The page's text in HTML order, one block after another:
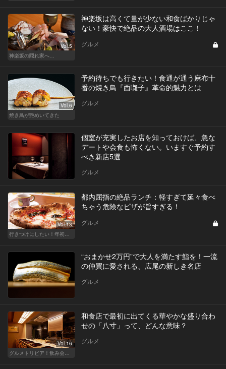
Vol.5
神楽坂の隠れ家へ…
神楽坂は高くて量が少ない和食ばかりじゃ
ない！豪快で絶品の大人酒場はここ！
グルメ
Vol.6
焼き鳥が艶めいてきた
予約待ちでも行きたい！食通が通う麻布十
番の焼き鳥『酉囃子』革命的魅力とは
グルメ
個室が充実したお店を知っておけば、急な
デートや会食も怖くない。いますぐ予約す
べき新店5選
グルメ
Vol.13
都内屈指の絶品ランチ：軽すぎて延々食べ
ちゃう危険なピザが旨すぎる！
グルメ
“おまかせ2万円”で大人を満たす鮨を！一流
の仲買に愛される、広尾の新しき名店
グルメ
Vol.16
和食店で最初に出てくる華やかな盛り合わ
せの「八寸」って、どんな意味？
グルメ